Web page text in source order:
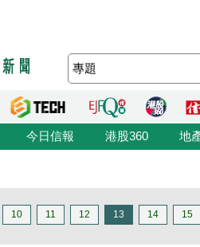
今日信報 港股360 地
10 11 12 13 14 15